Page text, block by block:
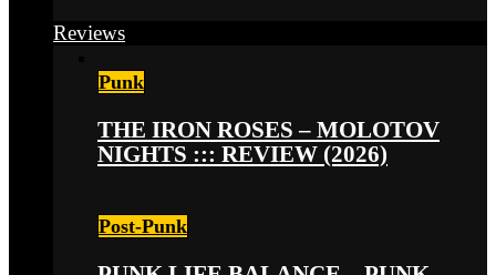
Reviews
Punk
THE IRON ROSES – MOLOTOV
NIGHTS ::: REVIEW (2026)
Post-Punk